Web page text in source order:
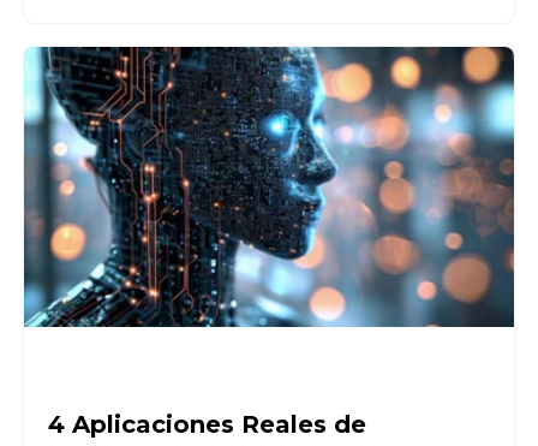
4 Aplicaciones Reales de